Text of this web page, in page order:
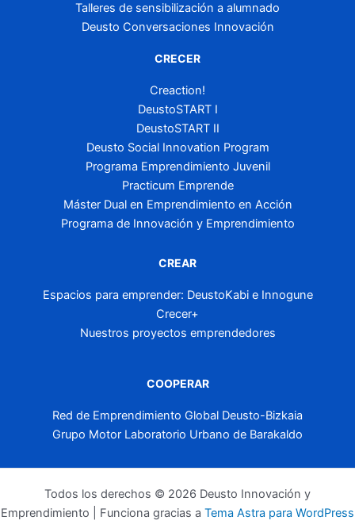
Talleres de sensibilización a alumnado
Deusto Conversaciones Innovación
CRECER
Creaction!
DeustoSTART I
DeustoSTART II
Deusto Social Innovation Program
Programa Emprendimiento Juvenil
Practicum Emprende
Máster Dual en Emprendimiento en Acción
Programa de Innovación y Emprendimiento
CREAR
Espacios para emprender: DeustoKabi e Innogune
Crecer+
Nuestros proyectos emprendedores
COOPERAR
Red de Emprendimiento Global Deusto-Bizkaia
Grupo Motor Laboratorio Urbano de Barakaldo
Todos los derechos © 2026 Deusto Innovación y
Emprendimiento | Funciona gracias a Tema Astra para WordPress